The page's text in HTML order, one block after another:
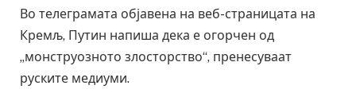
Во телеграмата објавена на веб-страницата на
Кремљ, Путин напиша дека е огорчен од
„монструозното злосторство“, пренесуваат
руските медиуми.